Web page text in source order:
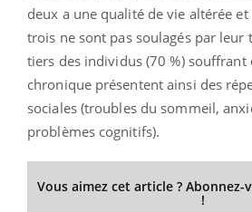
deux a une qualité de vie altérée
trois ne sont pas soulagés par leur
tiers des individus (70 %) souffrant
chronique présentent ainsi des
sociales (troubles du sommeil,
problèmes cognitifs).
Vous aimez cet article ?
!